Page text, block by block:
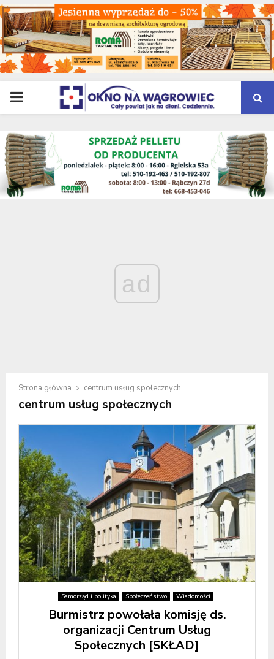
PRIMARY
MENU
ad
Strona główna centrum usług społecznych
centrum usług społecznych
Samorząd i polityka Społeczeństwo Wiadomości
Burmistrz powołała komisję ds.
organizacji Centrum Usług
Społecznych [SKŁAD]